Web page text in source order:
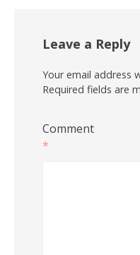
Leave a Reply
Your email address
Required fields are
Comment
*